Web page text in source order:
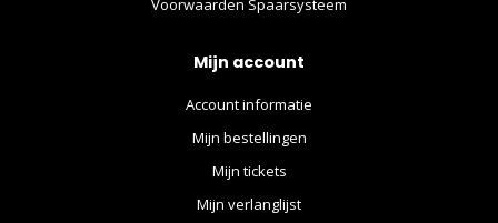
Mijn account
Account informatie
Mijn bestellingen
Mijn tickets
Mijn verlanglijst